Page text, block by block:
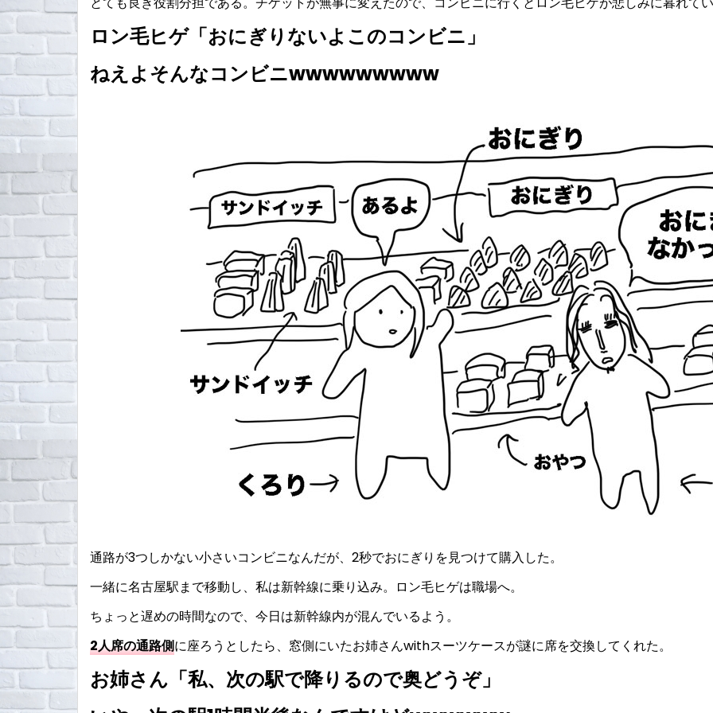
ロン毛ヒゲ「おにぎりないよこのコンビニ」
ねえよそんなコンビニwwwwwwwww
通路が3つしかない小さいコンビニなんだが、2秒でおにぎりを見つけて購入した。
一緒に名古屋駅まで移動し、私は新幹線に乗り込み。ロン毛ヒゲは職場へ。
ちょっと遅めの時間なので、今日は新幹線内が混んでいるよう。
2人席の通路側に座ろうとしたら、窓側にいたお姉さんwithスーツケースが謎に席を交換してくれた。
お姉さん「私、次の駅で降りるので奥どうぞ」